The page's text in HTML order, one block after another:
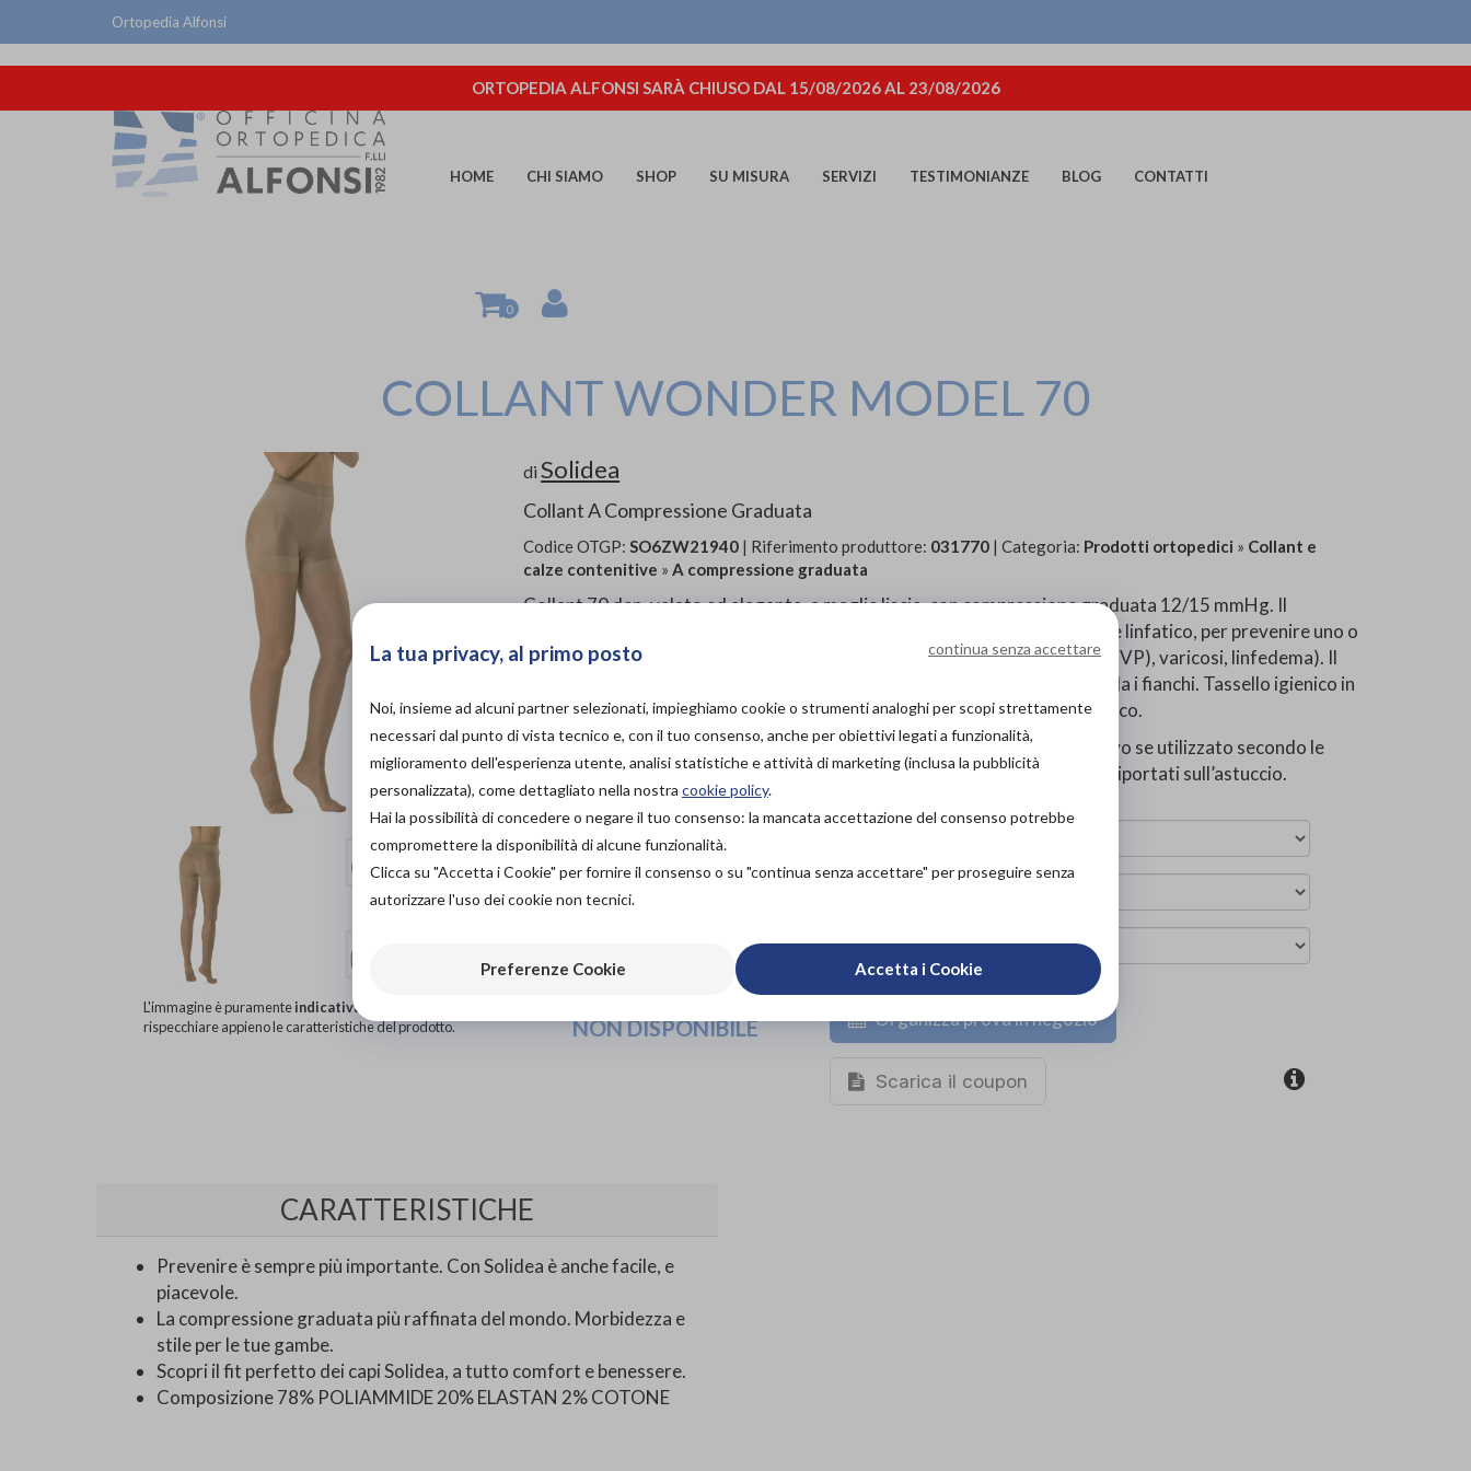
Ortopedia Alfonsi
ORTOPEDIA ALFONSI SARÀ CHIUSO DAL 15/08/2026 AL 23/08/2026
HOME CHI SIAMO SHOP SU MISURA SERVIZI TESTIMONIANZE BLOG CONTATTI
0
COLLANT WONDER MODEL 70
L'immagine è puramenteindicativa
rispecchiare appieno le caratteristiche del prodotto.
diSolidea
Collant A Compressione Graduata
Codice OTGP:SO6ZW21940 | Riferimento produttore: 031770 | Categoria: Prodotti ortopedici » Collant e
calze contenitive »A compressione graduata
Collant 70 den, velato ed elegante, a maglia liscia, con compressione graduata 12/15 mmHg. Il
dispositivo e’ indicato per la gestione e l'alleviamento del ritorno venoso e linfatico, per prevenire uno o
più disturbi della circolazione (p. Es., Edema, trombosi venosa profonda (TVP), varicosi, linfedema). Il
corpino anatomico high-tech snellisce la figura, contiene il ventre e modella i fianchi. Tassello igienico in
cotone, cuciture morbide e soffice plantare. Con trattamento antimicrobico.
Non ci sono controindicazioni conosciute relative all’utilizzo del dispositivo se utilizzato secondo le
istruzioni per l’uso. Non utilizzare in caso di ipersensibilità ai componenti riportati sull’astuccio.
PROVA E ACQUISTA IN
NEGOZIO
DA29,50€
NON DISPONIBILE
NON DISPONIBILE Organizza prova in negozio
Scarica il coupon
CARATTERISTICHE
Prevenire è sempre più importante. Con Solidea è anche facile, e
piacevole.
La compressione graduata più raffinata del mondo. Morbidezza e
stile per le tue gambe.
Scopri il fit perfetto dei capi Solidea, a tutto comfort e benessere.
Composizione 78% POLIAMMIDE 20% ELASTAN 2% COTONE
La tua privacy, al primo posto continua senza accettare
Noi, insieme ad alcuni partner selezionati, impieghiamo cookie o strumenti analoghi per scopi strettamente
necessari dal punto di vista tecnico e, con il tuo consenso, anche per obiettivi legati a funzionalità,
miglioramento dell'esperienza utente, analisi statistiche e attività di marketing (inclusa la pubblicità
personalizzata), come dettagliato nella nostra cookie policy.
Hai la possibilità di concedere o negare il tuo consenso: la mancata accettazione del consenso potrebbe
compromettere la disponibilità di alcune funzionalità.
Clicca su "Accetta i Cookie" per fornire il consenso o su "continua senza accettare" per proseguire senza
autorizzare l'uso dei cookie non tecnici.
Preferenze Cookie Accetta i Cookie